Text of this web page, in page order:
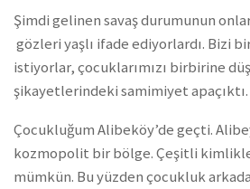
Şimdi gelinen savaş durumunun
gözleri yaşlı ifade ediyorlardı. Bizi
istiyorlar, çocuklarımızı birbirine
şikayetlerindeki samimiyet apaçıktı.
Çocukluğum Alibeköy’de geçti.
kozmopolit bir bölge. Çeşitli
mümkün. Bu yüzden çocukluk